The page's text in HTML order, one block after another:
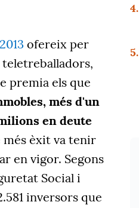
ofereix per
premia els que
més d'un
en deute
més èxit va tenir
en vigor. Segons
Social i
inversors que
4.
5.